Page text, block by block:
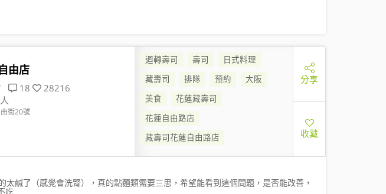
由店
18
28216
街20號
迴轉壽司 壽司
日式料理
藏壽司
排隊 預約
大阪
美食
花蓮藏壽司
花蓮自由路店
藏壽司花蓮自由路店
分享
收藏
太鹹了（感覺會洗腎），真的點麵類需要三思，希望能看到這個問題，是否能改善，
吃